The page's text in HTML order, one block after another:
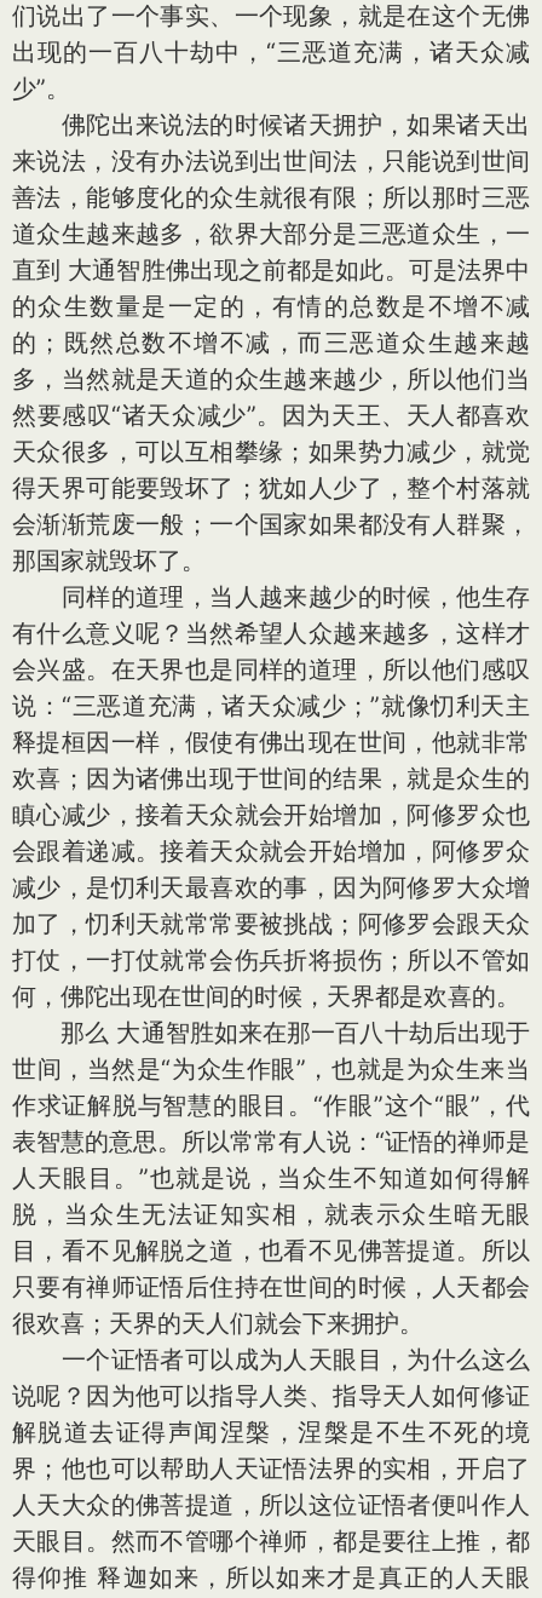
们说出了一个事实、一个现象，就是在这个无佛
出现的一百八十劫中，“三恶道充满，诸天众减
少”。
佛陀出来说法的时候诸天拥护，如果诸天出
来说法，没有办法说到出世间法，只能说到世间
善法，能够度化的众生就很有限；所以那时三恶
道众生越来越多，欲界大部分是三恶道众生，一
直到 大通智胜佛出现之前都是如此。可是法界中
的众生数量是一定的，有情的总数是不增不减
的；既然总数不增不减，而三恶道众生越来越
多，当然就是天道的众生越来越少，所以他们当
然要感叹“诸天众减少”。因为天王、天人都喜欢
天众很多，可以互相攀缘；如果势力减少，就觉
得天界可能要毁坏了；犹如人少了，整个村落就
会渐渐荒废一般；一个国家如果都没有人群聚，
那国家就毁坏了。
同样的道理，当人越来越少的时候，他生存
有什么意义呢？当然希望人众越来越多，这样才
会兴盛。在天界也是同样的道理，所以他们感叹
说：“三恶道充满，诸天众减少；”就像忉利天主
释提桓因一样，假使有佛出现在世间，他就非常
欢喜；因为诸佛出现于世间的结果，就是众生的
瞋心减少，接着天众就会开始增加，阿修罗众也
会跟着递减。接着天众就会开始增加，阿修罗众
减少，是忉利天最喜欢的事，因为阿修罗大众增
加了，忉利天就常常要被挑战；阿修罗会跟天众
打仗，一打仗就常会伤兵折将损伤；所以不管如
何，佛陀出现在世间的时候，天界都是欢喜的。
那么 大通智胜如来在那一百八十劫后出现于
世间，当然是“为众生作眼”，也就是为众生来当
作求证解脱与智慧的眼目。“作眼”这个“眼”，代
表智慧的意思。所以常常有人说：“证悟的禅师是
人天眼目。”也就是说，当众生不知道如何得解
脱，当众生无法证知实相，就表示众生暗无眼
目，看不见解脱之道，也看不见佛菩提道。所以
只要有禅师证悟后住持在世间的时候，人天都会
很欢喜；天界的天人们就会下来拥护。
一个证悟者可以成为人天眼目，为什么这么
说呢？因为他可以指导人类、指导天人如何修证
解脱道去证得声闻涅槃，涅槃是不生不死的境
界；他也可以帮助人天证悟法界的实相，开启了
人天大众的佛菩提道，所以这位证悟者便叫作人
天眼目。然而不管哪个禅师，都是要往上推，都
得仰推 释迦如来，所以如来才是真正的人天眼